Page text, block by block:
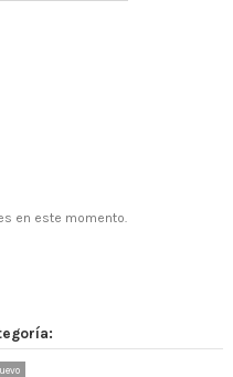
en este momento.